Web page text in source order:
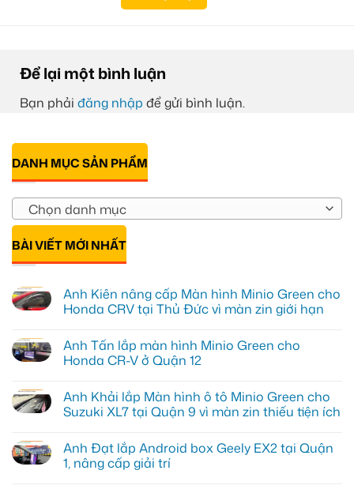
Để lại một bình luận
Bạn phải đăng nhập để gửi bình luận.
DANH MỤC SẢN PHẨM
Chọn danh mục
BÀI VIẾT MỚI NHẤT
Anh Kiên nâng cấp Màn hình Minio Green cho
Honda CRV tại Thủ Đức vì màn zin giới hạn
bình
luận
ở
nâng
cấp
Màn
Green
cho
Honda
Anh Tấn lắp màn hình Minio Green cho
Honda CR-V ở Quận 12
bình
luận
ở
lắp
màn
hình
Anh Khải lắp Màn hình ô tô Minio Green cho
Suzuki XL7 tại Quận 9 vì màn zin thiếu tiện ích
bình
luận
ở
Anh Đạt lắp Android box Geely EX2 tại Quận
1, nâng cấp giải trí